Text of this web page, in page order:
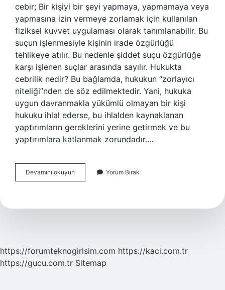
cebir; Bir kişiyi bir şeyi yapmaya, yapmamaya veya
yapmasına izin vermeye zorlamak için kullanılan
fiziksel kuvvet uygulaması olarak tanımlanabilir. Bu
suçun işlenmesiyle kişinin irade özgürlüğü
tehlikeye atılır. Bu nedenle şiddet suçu özgürlüğe
karşı işlenen suçlar arasında sayılır. Hukukta
cebrilik nedir? Bu bağlamda, hukukun “zorlayıcı
niteliği”nden de söz edilmektedir. Yani, hukuka
uygun davranmakla yükümlü olmayan bir kişi
hukuku ihlal ederse, bu ihlalden kaynaklanan
yaptırımların gereklerini yerine getirmek ve bu
yaptırımlara katlanmak zorundadır.…
Devamını okuyun
Hukukta
Gelir
Yorum Bırak
https://forumteknogirisim.com https://kaci.com.tr
https://gucu.com.tr Sitemap